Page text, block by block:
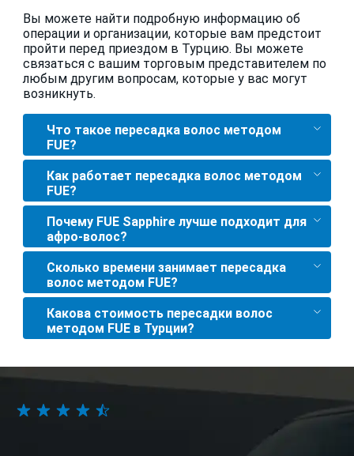
Вы можете найти подробную информацию об
операции и организации, которые вам предстоит
пройти перед приездом в Турцию. Вы можете
связаться с вашим торговым представителем по
любым другим вопросам, которые у вас могут
возникнуть.
Что такое пересадка волос методом
FUE?
Как работает пересадка волос методом
FUE?
Почему FUE Sapphire лучше подходит для
афро-волос?
Сколько времени занимает пересадка
волос методом FUE?
Какова стоимость пересадки волос
методом FUE в Турции?